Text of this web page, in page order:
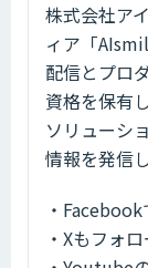
株式会社ア
ィア「
配信とプロ
資格を保有
ソリューシ
情報を発信
・
・Xもフォ